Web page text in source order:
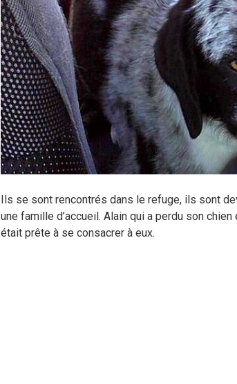
Ils se sont rencontrés dans le refuge, ils sont
une famille d’accueil. Alain qui a perdu son
était prête à se consacrer à eux.